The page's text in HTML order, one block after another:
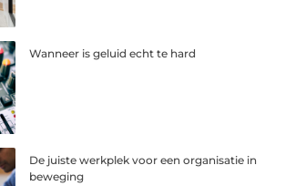
Wanneer is geluid echt te hard
De juiste werkplek voor een organisatie in
beweging